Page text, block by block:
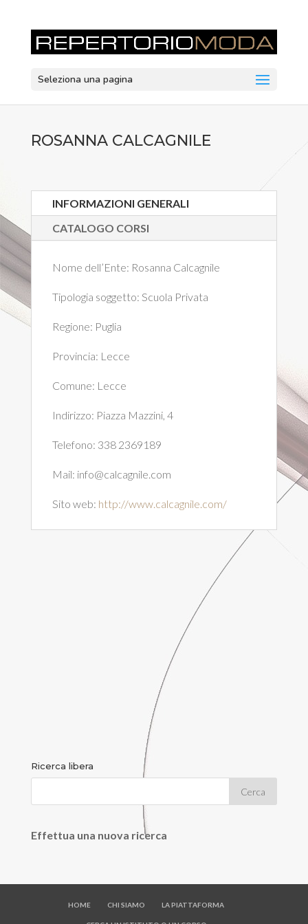
Seleziona una pagina
ROSANNA CALCAGNILE
INFORMAZIONI GENERALI
CATALOGO CORSI
Nome dell’Ente: Rosanna Calcagnile
Tipologia soggetto: Scuola Privata
Regione: Puglia
Provincia: Lecce
Comune: Lecce
Indirizzo: Piazza Mazzini, 4
Telefono: 338 2369189
Mail: info@calcagnile.com
Sito web: http://www.calcagnile.com/
Ricerca libera
Effettua una nuova ricerca
HOME CHI SIAMO LA PIATTAFORMA